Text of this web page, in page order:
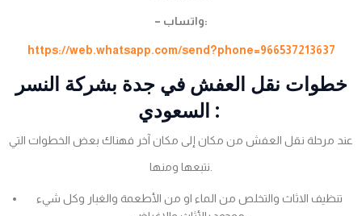
– واتساب:
https://web.whatsapp.com/send?phone=966537213637
خطوات نقل العفش في جدة بشركة النسر
السعودي :
عند مرحلة نقل العفش من مكان إلى مكان آخر فهناك بعض الخطوات التي
تنظيف الاثاث والتخلص من الماء او من الأطعمة والغبار وكل شيء